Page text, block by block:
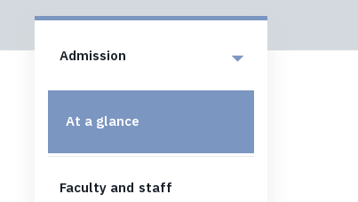
Admission
At a glance
Faculty and staff